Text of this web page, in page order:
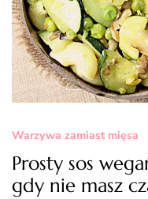
Warzywa zamiast mięsa
Prosty sos
gdy nie masz